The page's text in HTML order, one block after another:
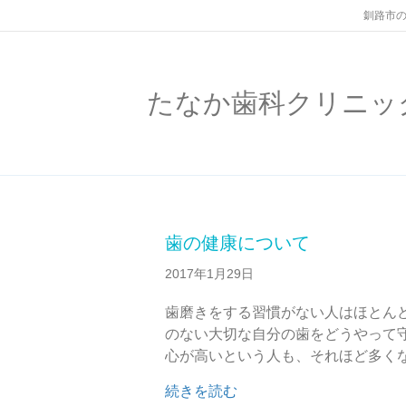
釧路市
たなか歯科クリニッ
歯の健康について
2017年1月29日
歯磨きをする習慣がない人はほと
のない大切な自分の歯をどうやって
心が高いという人も、それほど多
続きを読む